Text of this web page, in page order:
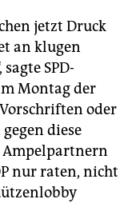
jetzt Druck
an klugen
SPD-
Montag der
oder
diese
Ampelpartnern
nur raten, nicht